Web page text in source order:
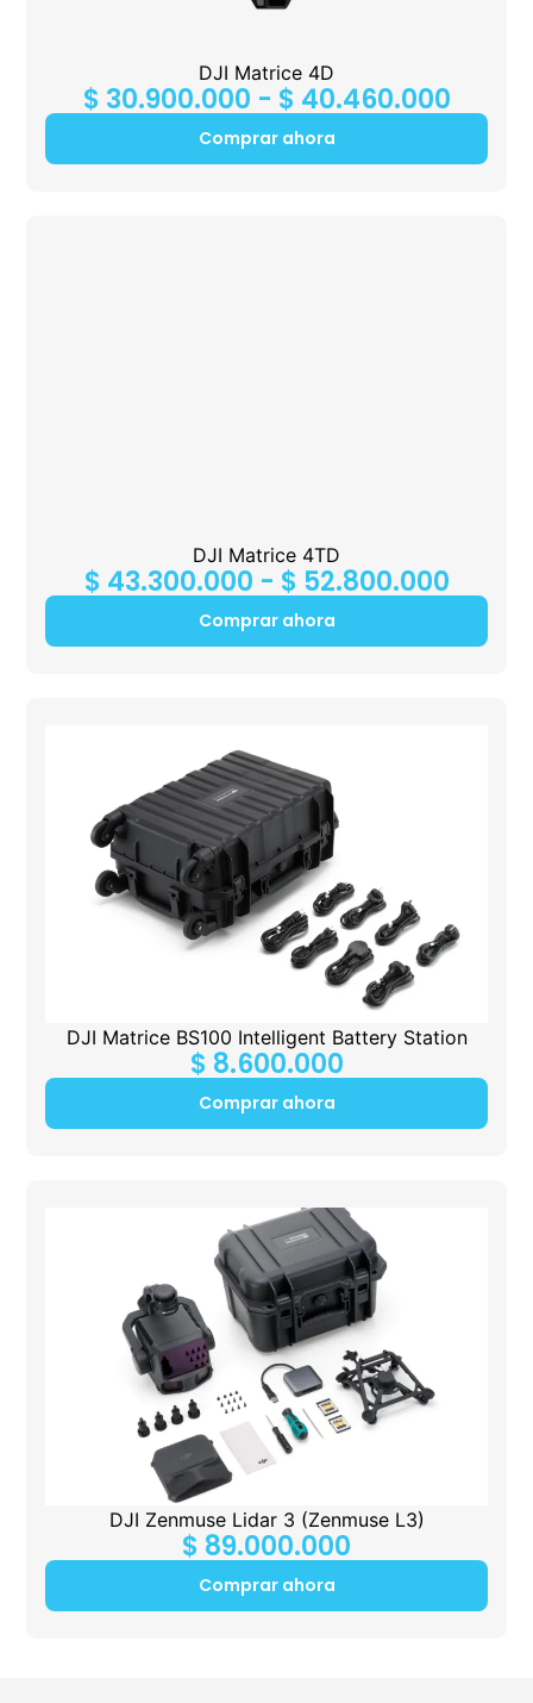
DJI Matrice 4D
$ 30.900.000 - $ 40.460.000
Comprar ahora
DJI Matrice 4TD
$ 43.300.000 - $ 52.800.000
Comprar ahora
DJI Matrice BS100 Intelligent Battery Station
$ 8.600.000
Comprar ahora
DJI Zenmuse Lidar 3 (Zenmuse L3)
$ 89.000.000
Comprar ahora